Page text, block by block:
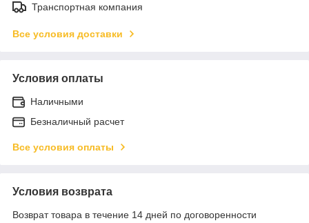
Транспортная компания
Все условия доставки
Условия оплаты
Наличными
Безналичный расчет
Все условия оплаты
Условия возврата
Возврат товара в течение 14 дней по договоренности